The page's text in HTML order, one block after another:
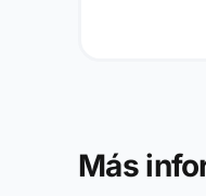
Más